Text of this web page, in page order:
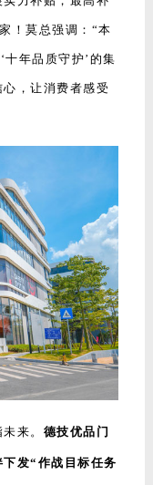
！莫总强调： “本
年品质守护’的集
，让消费者感受
来。 德技优品门
发“作战目标任务